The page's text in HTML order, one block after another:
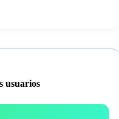
usuarios